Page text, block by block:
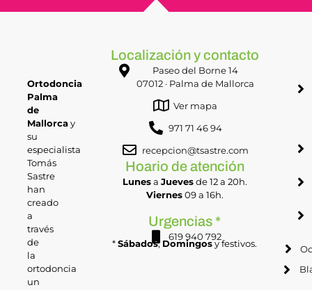
Localización y contacto
Paseo del Borne 14
07012 · Palma de Mallorca
Ver mapa
971 71 46 94
recepcion@tsastre.com
Hoario de atención
Lunesa Juevesde 12 a 20h.
Viernes09 a 16h.
Urgencias *
619 940 792
*Sábados, Domingosy festivos.
Ortodoncia
Palma
de
Mallorcay
su
especialista
Tomás
Sastre
han
creado
a
través
de
la
ortodoncia
un